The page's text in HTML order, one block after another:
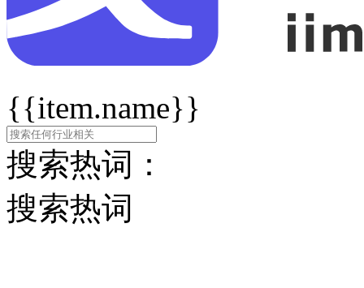
{{item.name}}
搜索热词：
搜索热词